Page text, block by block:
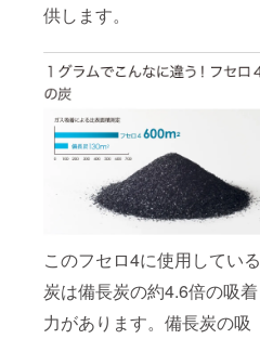
供します。
このフセロ4に使用している
炭は備長炭の約4.6倍の吸着
力があります。備長炭の吸